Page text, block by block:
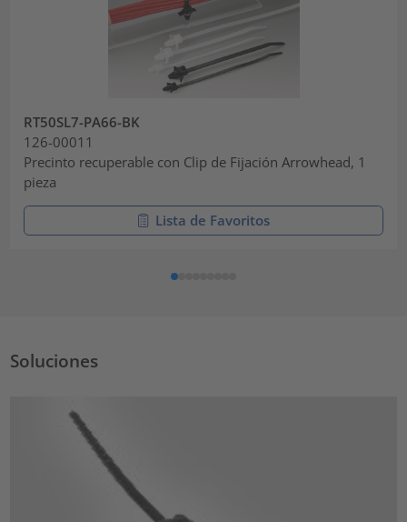
RT50SL7-PA66-BK
126-00011
Precinto recuperable con Clip de Fijación Arrowhead, 1
pieza
Lista de Favoritos
Soluciones